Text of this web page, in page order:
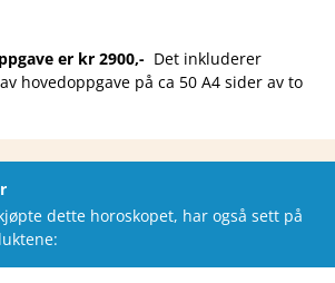
er kr 2900,- Det inkluderer
hovedoppgave på ca 50 A4 sider av to
dette horoskopet, har også sett på